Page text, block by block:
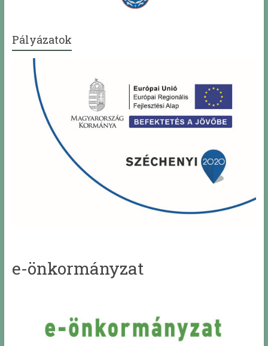
Pályázatok
e-önkormányzat